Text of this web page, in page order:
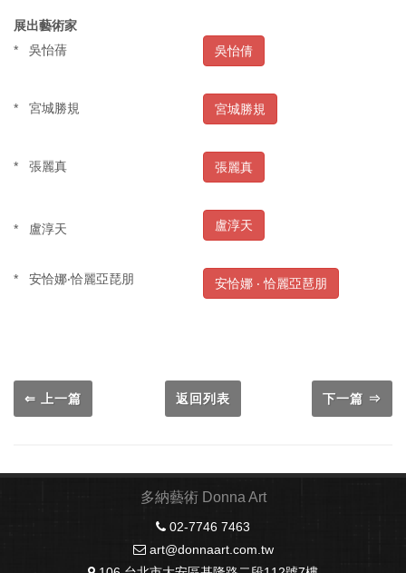
展出藝術家
* 吳怡蒨
吳怡倩
* 宮城勝規 宮城勝規
* 張麗真 張麗真
* 盧淳天
* 安恰娜‧恰麗亞琵朋
盧淳天
安恰娜 ‧ 恰麗亞琶朋
⇐ 上一篇 返回列表 下一篇 ⇒
多納藝術 Donna Art
02-7746 7463
art@donnaart.com.tw